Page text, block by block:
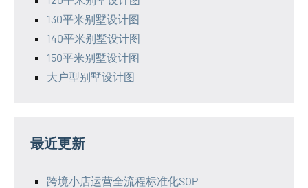
130平米别墅设计图
140平米别墅设计图
150平米别墅设计图
大户型别墅设计图
最近更新
跨境小店运营全流程标准化SOP